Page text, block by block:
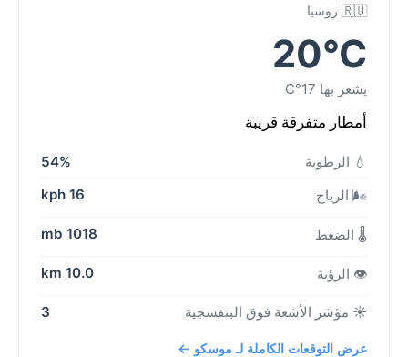
🇷🇺 روسيا
20°C
يشعر بها 17°C
أمطار متفرقة قريبة
💧 الرطوبة
54%
🌬️ الرياح
16 kph
🌡️ الضغط 1018 mb
👁️ الرؤية 10.0 km
☀️ مؤشر الأشعة فوق البنفسجية 3
عرض التوقعات الكاملة لـ موسكو ←